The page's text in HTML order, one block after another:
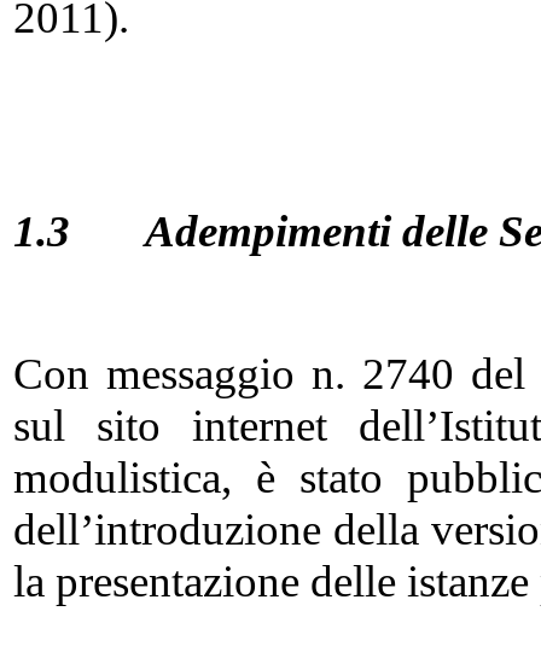
2011).
1.3Adempimenti delle
Con messaggio n. 2740
sul sito internet
modulistica, è stato
dell’introduzione della
la presentazione delle